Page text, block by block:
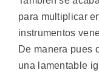
para multiplicar
instrumentos
De manera pues
una lamentable